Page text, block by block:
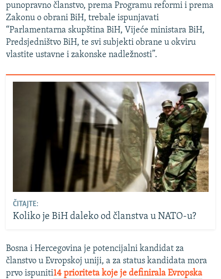
punopravno članstvo, prema Programu reformi i prema
Zakonu o obrani BiH, trebale ispunjavati
“Parlamentarna skupština BiH, Vijeće ministara BiH,
Predsjedništvo BiH, te svi subjekti obrane u okviru
vlastite ustavne i zakonske nadležnosti”.
ČITAJTE:
Koliko je BiH daleko od članstva u NATO-u?
Bosna i Hercegovina je potencijalni kandidat za
članstvo u Evropskoj uniji, a za status kandidata mora
prvo ispuniti14 prioriteta koje je definirala Evropska